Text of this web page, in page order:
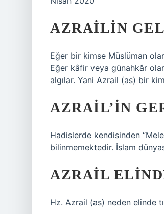
AZRAILIN
Eğer bir kimse Müslüman
Eğer kâfir veya günahkâr
algılar. Yani Azrail (as) bir
AZRAIL’IN
Hadislerde kendisinden
bilinmemektedir. İslam
AZRAIL
Hz. Azrail (as) neden elinde